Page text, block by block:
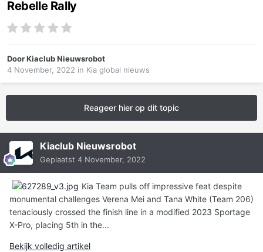
Rebelle Rally
DoorKiaclub Nieuwsrobot
4 November, 2022 in Kia global nieuws
Reageer hier op dit topic
Kiaclub Nieuwsrobot
Geplaatst 4 November, 2022
Kia Team pulls off impressive feat despite
monumental challenges Verena Mei and Tana White (Team 206)
tenaciously crossed the finish line in a modified 2023 Sportage
X-Pro, placing 5th in the...
Bekijk volledig artikel